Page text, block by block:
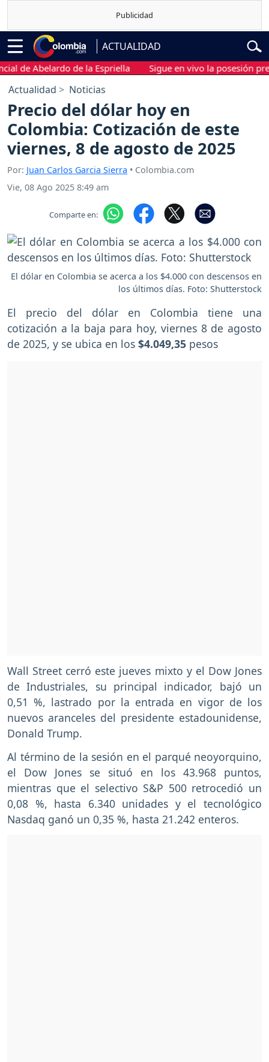
ACTUALIDAD
Abelardo de la Espriella Sigue en vivo la posesión
Actualidad Noticias
Precio del dólar hoy en
Colombia: Cotización de este
viernes, 8 de agosto de 2025
Por: Juan Carlos Garcia Sierra • Colombia.com
Vie, 08 Ago 2025 8:49 am
Comparte en:
El dólar en Colombia se acerca a los $4.000 con descensos en
los últimos días. Foto: Shutterstock
El precio del dólar en Colombia tiene una
cotización a la baja para hoy, viernes 8 de agosto
de 2025, y se ubica en los $4.049,35 pesos
Wall Street cerró este jueves mixto y el Dow Jones
de Industriales, su principal indicador, bajó un
0,51 %, lastrado por la entrada en vigor de los
nuevos aranceles del presidente estadounidense,
Donald Trump.
Al término de la sesión en el parqué neoyorquino,
el Dow Jones se situó en los 43.968 puntos,
mientras que el selectivo S&P 500 retrocedió un
0,08 %, hasta 6.340 unidades y el tecnológico
Nasdaq ganó un 0,35 %, hasta 21.242 enteros.